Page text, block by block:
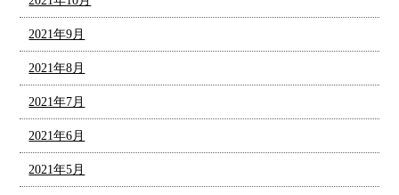
2021年9月
2021年8月
2021年7月
2021年6月
2021年5月